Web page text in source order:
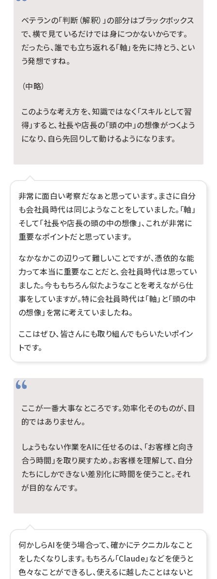
ベテランの「判断（解釈）」の部分はブラックボックス
で、横で見ているだけでは身につかないからです。
だったら、誰でも立ち返れる「軸」を先に持とう、とい
う発想ですね。
（中略）
このような考え方を、知識ではなく「スキルとして習
得」すると、社長や店長の「頭の中」の想像がつくよう
になり、自ら先回りして動けるようになります。
非常に面白い考察だなぁと思っています。まさに自分
も会社員時代は同じようなことをしていました。「軸」
そして「社長や店長の頭の中の想像」、これが非常に
重要なポイントだと思っています。
なかなかこの辺りって難しいことですが、憑依的な能
力って本当に重要なことだと、会社員時代は思ってい
ました。今ももちろん似たようなことを考えながら仕
事をしていますが。特に会社員時代は「軸」と「頭の中
の想像」を常に考えていましたね。
ここはぜひ、皆さんにも取り組んでもらいたいポイン
トです。
ここが一番大事なところです。効率化そのものが、目
的ではありません。
しょうもない作業をAIに任せるのは、「お客様と向き
合う時間」を取り戻すため。お客様を理解して、自分
たちにしかできない差別化に時間を使うこと。それ
が目的なんです。
何かしらAIを使う場合って、確かにテクニカルなこと
をしたくなりします。もちろん「Claude」などを使うと
色々なことができるし、使えるに越したことはないと